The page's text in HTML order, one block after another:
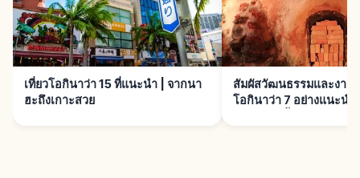
เที่ยวโอกินาว่า 15 ที่แนะนำ | จากนา
ฮะถึงเกาะสวย
สัมผัสวัฒนธรรมและงาน
โอกินาว่า 7 อย่างแนะนำ